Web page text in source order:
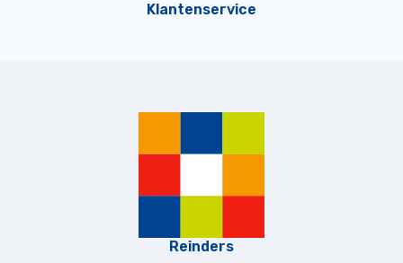
Klantenservice
Reinders